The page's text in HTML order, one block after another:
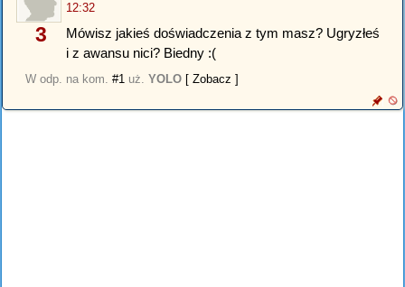
3
12:32
Mówisz jakieś doświadczenia z tym masz? Ugryzłeś
i z awansu nici? Biedny :(
W odp. na kom. #1 uż. YOLO [ Zobacz ]